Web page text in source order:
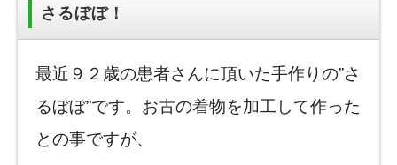
さるぼぼ！
最近９２歳の患者さんに頂いた手作りの”さ
るぼぼ”です。お古の着物を加工して作った
との事ですが、